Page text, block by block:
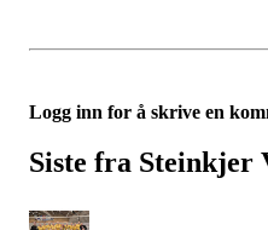
Logg inn for å skrive en
Siste fra Steinkjer